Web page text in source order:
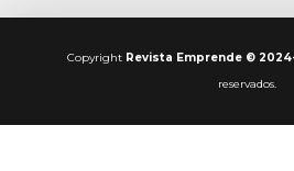
Copyright Revista Emprende ©
reservados.